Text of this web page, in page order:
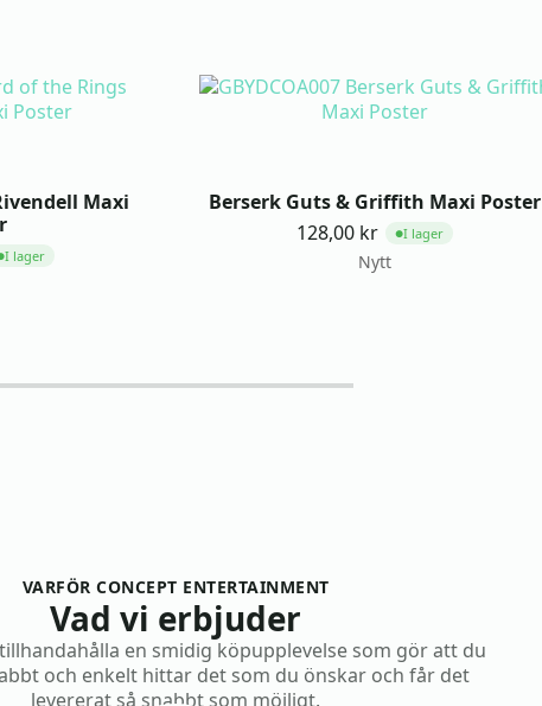
Maxi
I lager
Berserk Guts & Griffith Maxi Poster
128,00 kr ●I lager
Nytt
VARFÖR CONCEPT ENTERTAINMENT
Vad vi erbjuder
en smidig köpupplevelse som gör att du
och enkelt hittar det som du önskar och får det
levererat så snabbt som möjligt.